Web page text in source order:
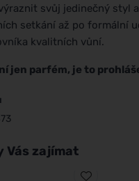
svůj jedinečný styl
setkání až po formální
kvalitních vůní.
jen parfém, je to
Vás zajímat